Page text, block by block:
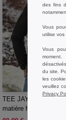
TEE JAYS TJ9628 -
matière homme
des fins
Vous
utilise
Vous
du site.
les
veuillez
Privacy